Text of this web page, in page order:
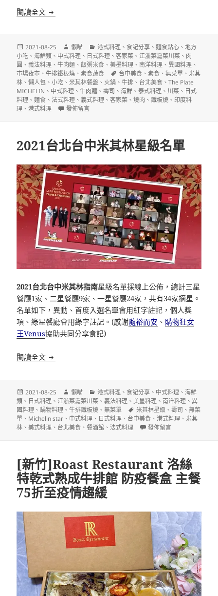
閱讀全文 2021台北台中米其林餐盤(The Plate MICHELIN)名
發
佈
日
期:
2021-08-25
作
者
懶喵
分
類
港式料理 、食記分享 、麵食點心 、地方
小吃 、海鮮類 、 中式料理 、 日式料理 、客家菜 、江浙菜滬菜川菜 、 肉
圓 、義法料理 、牛肉麵 、飯粥米食 、美墨料理 、南洋料理 、異國料理 、
市場夜市 、牛排鐵板燒 、素食蔬食
標
籤
台中美食 、素食 、無菜單 、米其
林 、懶人包 、小吃 、米其林餐盤 、 火鍋 、牛排 、 台北美食 、The Plate
MICHELIN 、 中式料理 、牛肉麵 、壽司 、海鮮 、泰式料理 、川菜 、 日式
料理 、麵食 、 法式料理 、義式料理 、客家菜 、燒肉 、鐵板燒 、 印度料
理 、港式料理 在〈2021台北台中米其林餐盤(The Plate MICHELIN)名單
發佈留言
2021台北台中米其林星級名單
2021台北台中米其林指南星級名單採線上公佈，總計三星
餐廳1家、二星餐廳9家、一星餐廳24家，共有34家摘星。
名單如下，異動、首度入選名單會用紅字註記，個人獎
項、綠星餐廳會用綠字註記。(感謝隨裕而安 、 購物狂女
王Venus協助共同分享食記)
閱讀全文 2021台北台中米其林星級名單
發
佈
日
期:
2021-08-25
作
者
懶喵
分
類
港式料理 、食記分享 、 中式料理 、海鮮
類 、 日式料理 、江浙菜滬菜川菜 、義法料理 、美墨料理 、南洋料理 、異
國料理 、鍋物料理 、牛排鐵板燒 、無菜單
標
籤
米其林星級 、壽司 、無菜
單 、 Michelin star 、 中式料理 、 日式料理 、 台中美食 、港式料理 、米其
林 、美式料理 、 台北美食 、餐酒館 、 法式料理 在〈2021台北台中米其林
發佈留言
[新竹]Roast Restaurant 洛絲
特乾式熟成牛排館 防疫餐盒 主餐
75折至疫情趨緩